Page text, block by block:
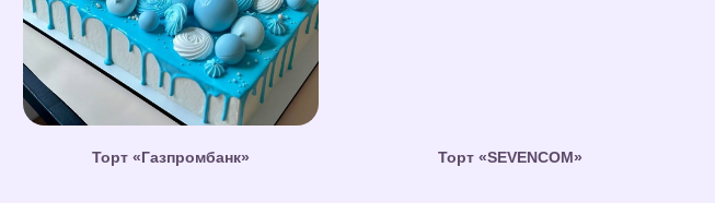
Торт «Газпромбанк» Торт «SEVENCOM»